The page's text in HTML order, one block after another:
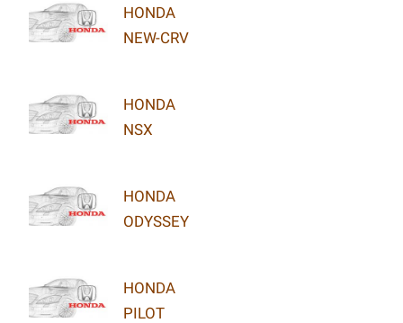
HONDA
NEW-CRV
HONDA
NSX
HONDA
ODYSSEY
HONDA
PILOT